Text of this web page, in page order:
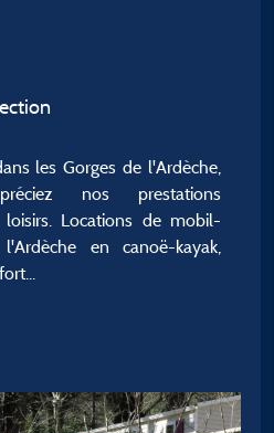
les Gorges de l'Ardèche,
nos prestations
Locations de mobil-
en canoë-kayak,